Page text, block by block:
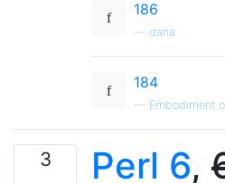
186
dana
184
— Embodiment
3 Perl 6,